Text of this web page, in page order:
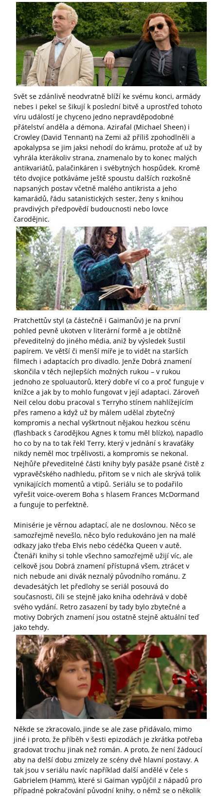
Svět se zdánlivě neodvratně blíží ke svému konci, armády
nebes i pekel se šikují k poslední bitvě a uprostřed tohoto
víru událostí je chyceno jedno nepravděpodobné
přátelství anděla a démona. Azirafal (Michael Sheen) i
Crowley (David Tennant) na Zemi až příliš zpohodlněli a
apokalypsa se jim jaksi nehodí do krámu, protože ať už by
vyhrála kterákoliv strana, znamenalo by to konec malých
antikvariátů, palačinkáren i svébytných hospůdek. Kromě
této dvojice potkáváme ještě spoustu dalších rozkošně
napsaných postav včetně malého antikrista a jeho
kamarádů, řádu satanistických sester, ženy s knihou
pravdivých předpovědí budoucnosti nebo lovce
čarodějnic.
Pratchettův styl (a částečně i Gaimanův) je na první
pohled pevně ukotven v literární formě a je obtížně
převeditelný do jiného média, aniž by výsledek šustil
papírem. Ve větší či menší míře je to vidět na starších
filmech i adaptacích pro divadlo. Jenže Dobrá znamení
skončila v těch nejlepších možných rukou – v rukou
jednoho ze spoluautorů, který dobře ví co a proč funguje v
knížce a jak by to mohlo fungovat v její adaptaci. Zároveň
Neil celou dobu pracoval s Terryho stínem nahlížejícím
přes rameno a když už by málem udělal zbytečný
kompromis a nechal vyškrtnout nějakou hezkou scénu
(flashback s čarodějkou Agnes k tomu měl blízko), napadlo
ho co by na to tak řekl Terry, který v jednání s kravaťáky
nikdy neměl moc trpělivosti, a kompromis se nekonal.
Nejhůře převeditelné části knihy byly pasáže psané čistě z
vypravěčského nadhledu, přitom se v nich ale skrývá tolik
vynikajících momentů a vtipů. Seriálu se to podařilo
vyřešit voice-overem Boha s hlasem Frances McDormand
a funguje to perfektně.
Minisérie je věrnou adaptací, ale ne doslovnou. Něco se
samozřejmě nevešlo, něco bylo redukováno jen na malé
odkazy jako třeba Elvis nebo cédéčka Queen v autě.
Čtenáři knihy si tohle všechno samozřejmě užijí víc, ale
celkově jsou Dobrá znamení přístupná všem, ztrácet v
nich nebude ani divák neznalý původního románu. Z
devadesátých let předlohy se seriál posouvá do
současnosti, čili se stejně jako kniha odehrává v době
svého vydání. Retro zasazení by tady bylo zbytečné a
motivy Dobrých znamení jsou ostatně stejně aktuální teď
jako tehdy.
Někde se zkracovalo, jinde se ale zase přidávalo, mimo
jiné i proto, že příběh v šesti epizodách je zkrátka potřeba
gradovat trochu jinak než román. A proto, že není žádoucí
aby na delší dobu zmizely ze scény dvě hlavní postavy. A
tak jsou v seriálu navíc například další andělé v čele s
Gabrielem (Hamm), které si Gaiman vypůjčil z nápadů pro
případné pokračování původní knihy, o němž se o několik